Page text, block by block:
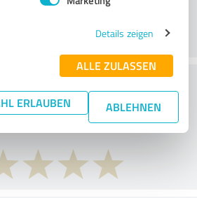
Details zeigen
ALLE ZULASSEN
ERLAUBEN ABLEHNEN
je van de prijs-